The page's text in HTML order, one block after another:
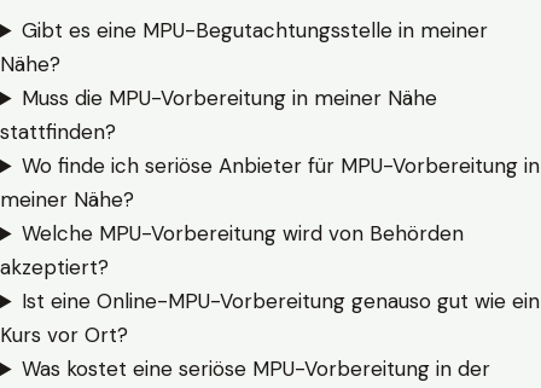
Gibt es eine MPU-Begutachtungsstelle in meiner
Nähe?
Muss die MPU-Vorbereitung in meiner Nähe
stattfinden?
Wo finde ich seriöse Anbieter für MPU-Vorbereitung in
meiner Nähe?
Welche MPU-Vorbereitung wird von Behörden
akzeptiert?
Ist eine Online-MPU-Vorbereitung genauso gut wie ein
Kurs vor Ort?
Was kostet eine seriöse MPU-Vorbereitung in der